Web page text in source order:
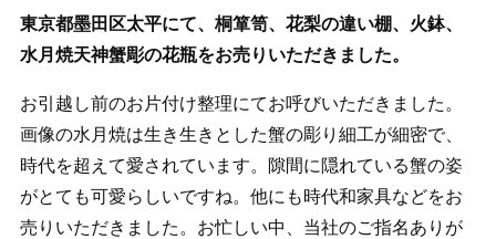
東京都墨田区太平にて、桐箪笥、花梨の違い棚、火鉢、
水月焼天神蟹彫の花瓶をお売りいただきました。
お引越し前のお片付け整理にてお呼びいただきました。
画像の水月焼は生き生きとした蟹の彫り細工が細密で、
時代を超えて愛されています。隙間に隠れている蟹の姿
がとても可愛らしいですね。他にも時代和家具などをお
売りいただきました。お忙しい中、当社のご指名ありが